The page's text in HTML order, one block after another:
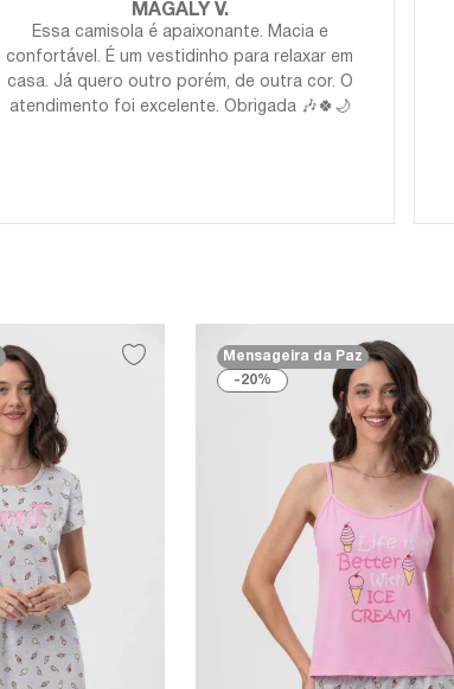
MAGALY V.
Essa camisola é apaixonante. Macia e
confortável. É um vestidinho para relaxar em
casa. Já quero outro porém, de outra cor. O
atendimento foi excelente. Obrigada 🎶🍀🌙
20%
Mensageira da Paz